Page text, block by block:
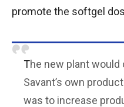
promote the softgel
The new plant would
Savant’s own
was to increase